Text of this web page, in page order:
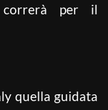
correrà per il
quella guidata